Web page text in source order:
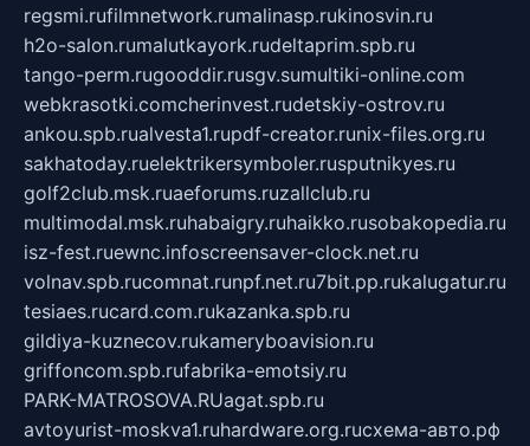
regsmi.rufilmnetwork.rumalinasp.rukinosvin.ru
h2o-salon.rumalutkayork.rudeltaprim.spb.ru
tango-perm.rugooddir.rusgv.sumultiki-online.com
webkrasotki.comcherinvest.rudetskiy-ostrov.ru
ankou.spb.rualvesta1.rupdf-creator.runix-files.org.ru
sakhatoday.ruelektrikersymboler.rusputnikyes.ru
golf2club.msk.ruaeforums.ruzallclub.ru
multimodal.msk.ruhabaigry.ruhaikko.rusobakopedia.ru
isz-fest.ruewnc.infoscreensaver-clock.net.ru
volnav.spb.rucomnat.runpf.net.ru7bit.pp.rukalugatur.ru
tesiaes.rucard.com.rukazanka.spb.ru
gildiya-kuznecov.rukameryboavision.ru
griffoncom.spb.rufabrika-emotsiy.ru
PARK-MATROSOVA.RUagat.spb.ru
avtoyurist-moskva1.ruhardware.org.ruсхема-авто.рф